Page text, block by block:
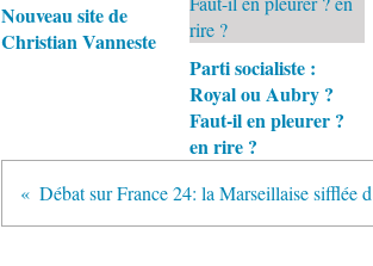
Nouveau site de
Christian Vanneste
Parti socialiste :
Royal ou Aubry ?
Faut-il en pleurer ?
en rire ?